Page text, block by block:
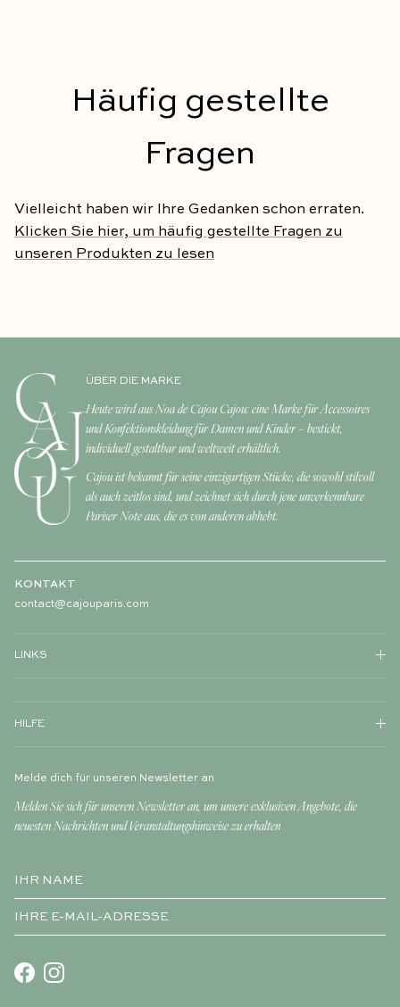
Häufig gestellte
Fragen
Vielleicht haben wir Ihre Gedanken schon erraten.
Klicken Sie hier, um häufig gestellte Fragen zu
unseren Produkten zu lesen
ÜBER DIE MARKE
Heute wird aus Noa de Cajou Cajou: eine Marke für Accessoires
und Konfektionskleidung für Damen und Kinder – bestickt,
individuell gestaltbar und weltweit erhältlich.
Cajou ist bekannt für seine einzigartigen Stücke, die sowohl stilvoll
als auch zeitlos sind, und zeichnet sich durch jene unverkennbare
Pariser Note aus, die es von anderen abhebt.
KONTAKT
contact@cajouparis.com
LINKS
HILFE
Melde dich für unseren Newsletter an
Melden Sie sich für unseren Newsletter an, um unsere exklusiven Angebote, die
neuesten Nachrichten und Veranstaltungshinweise zu erhalten
FacebookInstagram